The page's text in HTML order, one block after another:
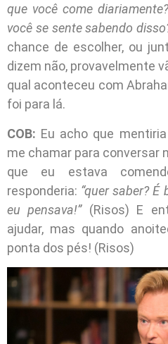
que você come
você se sente sabendo
chance de escolher, ou
dizem não, provavelmente
qual aconteceu com
foi para lá.
COB: Eu acho que
me chamar para conversar
que eu estava
responderia: “quer saber?
eu pensava!”(Risos) E
ajudar, mas quando
ponta dos pés! (Risos)